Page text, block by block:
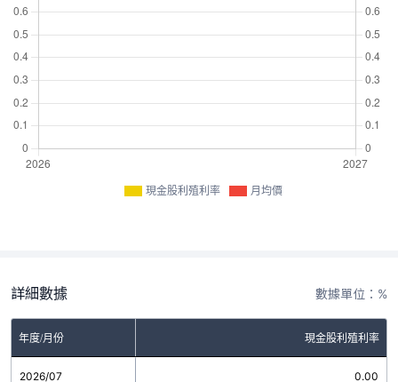
現金股利殖利率 月均價
詳細數據 數據單位：%
年度/月份 現金股利殖利率
2026/07 0.00